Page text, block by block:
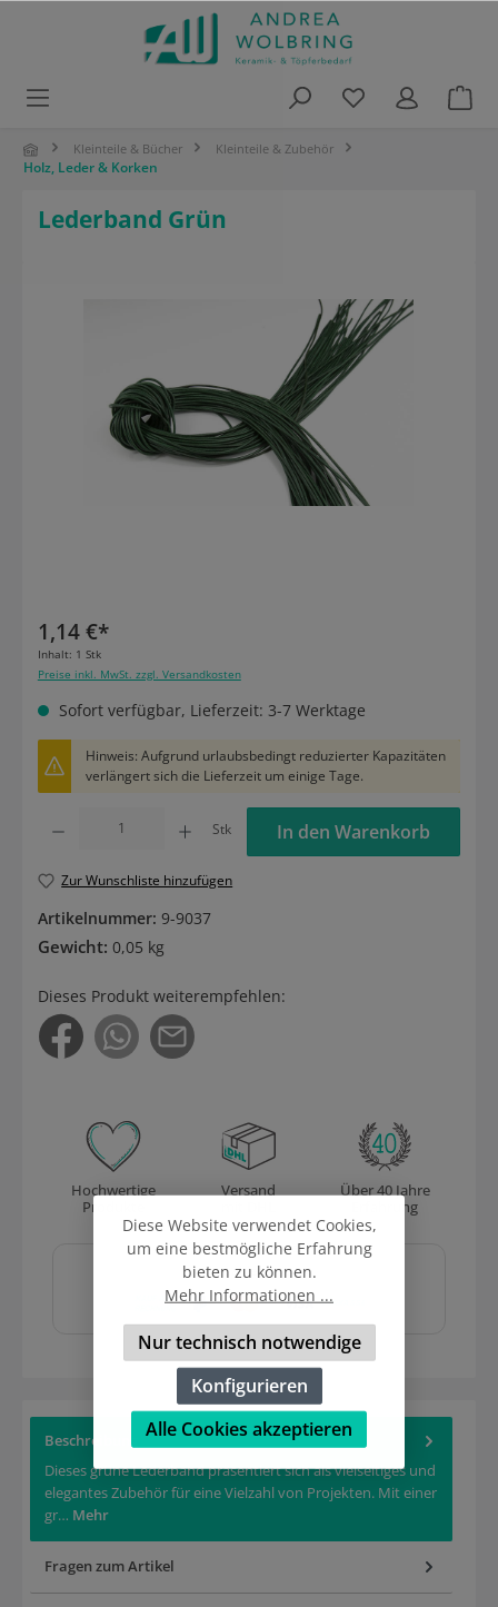
Kleinteile & Bücher Kleinteile & Zubehör
Holz, Leder & Korken
Lederband Grün
1,14 €*
Inhalt: 1 Stk
Preise inkl. MwSt. zzgl. Versandkosten
Sofort verfügbar, Lieferzeit: 3-7 Werktage
Hinweis: Aufgrund urlaubsbedingt reduzierter Kapazitäten
verlängert sich die Lieferzeit um einige Tage.
Stk In den Warenkorb
Zur Wunschliste hinzufügen
Artikelnummer: 9-9037
Gewicht: 0,05 kg
Dieses Produkt weiterempfehlen:
Hochwertige
Produkte
Versand
Über 40 Jahre
Erfahrung
Sicher und schnell
bezahlen mit
Beschreibung
Dieses grüne Lederband präsentiert sich als vielseitiges und
elegantes Zubehör für eine Vielzahl von Projekten. Mit einer
gr… Mehr
Fragen zum Artikel
Diese Website verwendet Cookies,
um eine bestmögliche Erfahrung
bieten zu können.
Mehr Informationen ...
Nur technisch notwendige
Konfigurieren
Alle Cookies akzeptieren